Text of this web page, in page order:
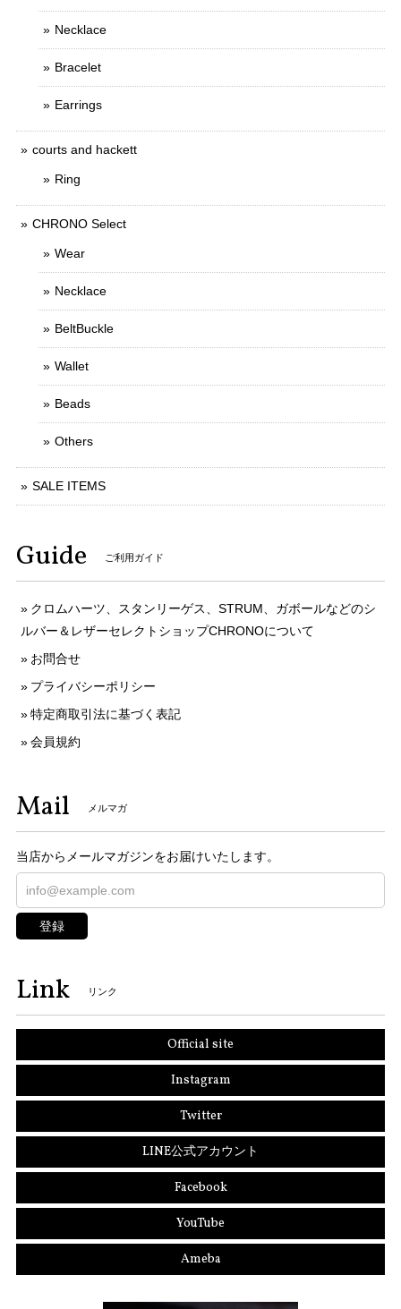
Necklace
Bracelet
Earrings
courts and hackett
Ring
CHRONO Select
Wear
Necklace
BeltBuckle
Wallet
Beads
Others
SALE ITEMS
Guide ご利用ガイド
クロムハーツ、スタンリーゲス、STRUM、ガボールなどのシ
ルバー＆レザーセレクトショップCHRONOについて
お問合せ
プライバシーポリシー
特定商取引法に基づく表記
会員規約
Mail メルマガ
当店からメールマガジンをお届けいたします。
登録
Link リンク
Official site
Instagram
Twitter
LINE公式アカウント
Facebook
YouTube
Ameba